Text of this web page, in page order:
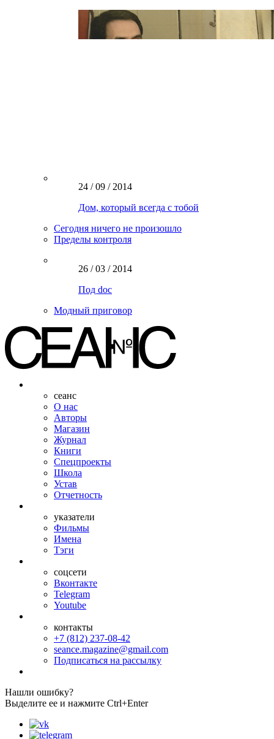
24 / 09 / 2014
Дом, который всегда с тобой
Сегодня ничего не произошло
Пределы контроля
26 / 03 / 2014
Под doc
Модный приговор
сеанс
О нас
Авторы
Магазин
Журнал
Книги
Спецпроекты
Школа
Устав
Отчетность
указатели
Фильмы
Имена
Тэги
соцсети
Вконтакте
Telegram
Youtube
контакты
+7 (812) 237-08-42
seance.magazine@gmail.com
Подписаться на рассылку
Нашли ошибку?
Выделите ее и нажмите Ctrl+Enter